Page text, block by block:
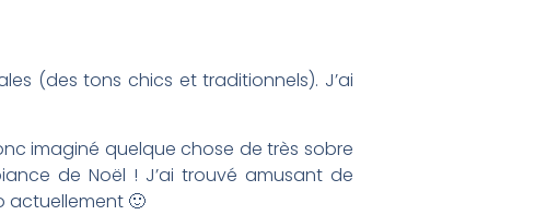
(des tons chics et traditionnels). J’ai
imaginé quelque chose de très sobre
de Noël ! J’ai trouvé amusant de
actuellement 🙂